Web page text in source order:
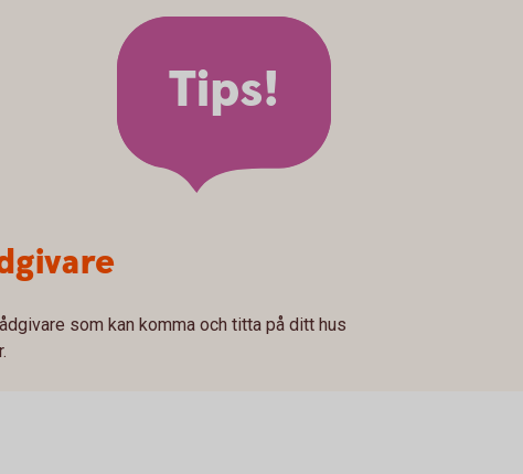
som kan komma och titta på ditt hus
Tips!